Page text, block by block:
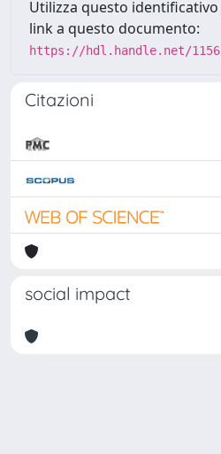
Utilizza questo
link a questo documento:
https://hdl.handle.net/
Citazioni
social impact